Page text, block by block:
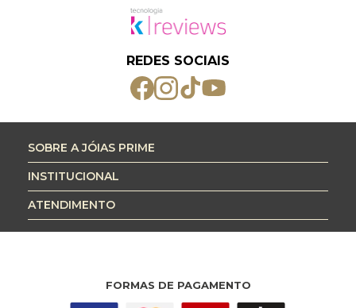
REDES SOCIAIS
SOBRE A JÓIAS PRIME
INSTITUCIONAL
ATENDIMENTO
FORMAS DE PAGAMENTO